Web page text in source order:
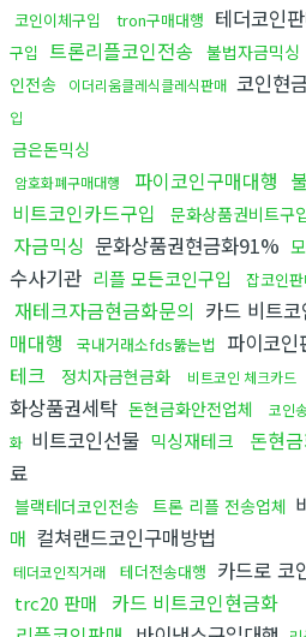
코인이체구입 tron구매대행 테더코인
구입 트론리플코인전송 불법자금믹싱
인전송
이더리움클레식클레식판매 코인현
입
금은돈믹싱
암호화폐구매대행 파이코인구매대행
비트코인카드구입 문화상품권비트구
자금믹싱 문화상품권현금화91%
수사기관 리플 모든코인구입 잡코인
재테크자금현금화문의 카드 비트
매대행
국내거래소fds뚫는법 파이코인
테크
정치자금현금화 비트코인 체크카드
화상품권세탁 돈현금화안전업체 코인
화 비트코인선물 믹싱재테크 돈현
료
블랙테더코인전송 트론 리플 전송업체
매 컬쳐랜드코인구매방법
테더코인직거래 테더전송대행 카드로 코
trc20 판매
카드 비트코인현금화